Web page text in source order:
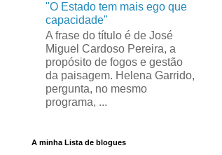
"O Estado tem mais ego que
capacidade"
A frase do título é de José
Miguel Cardoso Pereira, a
propósito de fogos e gestão
da paisagem. Helena Garrido,
pergunta, no mesmo
programa, ...
A minha Lista de blogues